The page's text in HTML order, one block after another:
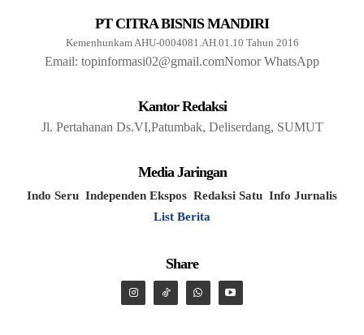
PT CITRA BISNIS MANDIRI
Kemenhunkam AHU-0004081.AH.01.10 Tahun 2016
Email: topinformasi02@gmail.comNomor WhatsApp
Kantor Redaksi
Jl. Pertahanan Ds.VI,Patumbak, Deliserdang, SUMUT
Media Jaringan
Indo Seru Independen Ekspos Redaksi Satu Info Jurnalis
List Berita
Share